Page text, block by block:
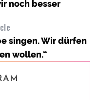
noch besser
singen. Wir dürfen
wollen.“